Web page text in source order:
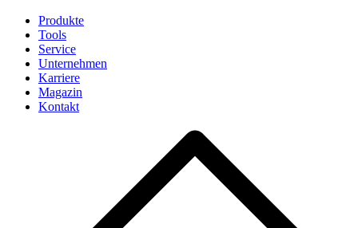
Produkte
Tools
Service
Unternehmen
Karriere
Magazin
Kontakt